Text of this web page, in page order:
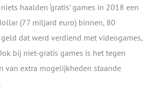
haalden ‘gratis’ games in 2018 een
(77 miljard euro) binnen, 80
dat werd verdiend met videogames,
bij niet-gratis games is het tegen
van extra mogelijkheden staande